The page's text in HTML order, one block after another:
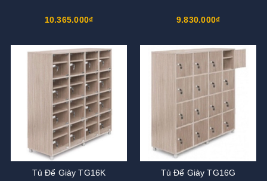
10.365.000₫ 9.830.000₫
Tủ Để Giày TG16K Tủ Để Giày TG16G